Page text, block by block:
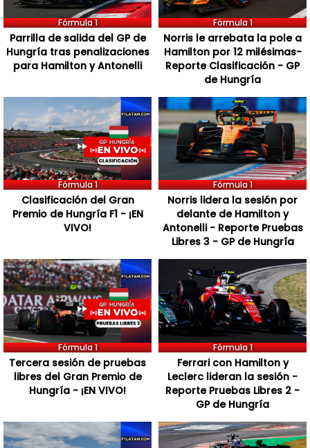
Fórmula 1
Parrilla de salida del GP de
Hungría tras penalizaciones
para Hamilton y Antonelli
Fórmula 1
Norris le arrebata la pole a
Hamilton por 12 milésimas-
Reporte Clasificación - GP
de Hungría
Fórmula 1
Clasificación del Gran
Premio de Hungría F1 - ¡EN
VIVO!
Fórmula 1
Norris lidera la sesión por
delante de Hamilton y
Antonelli - Reporte Pruebas
Libres 3 - GP de Hungría
Fórmula 1
Tercera sesión de pruebas
libres del Gran Premio de
Hungría - ¡EN VIVO!
Fórmula 1
Ferrari con Hamilton y
Leclerc lideran la sesión -
Reporte Pruebas Libres 2 -
GP de Hungría